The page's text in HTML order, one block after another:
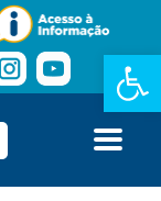
Barra de